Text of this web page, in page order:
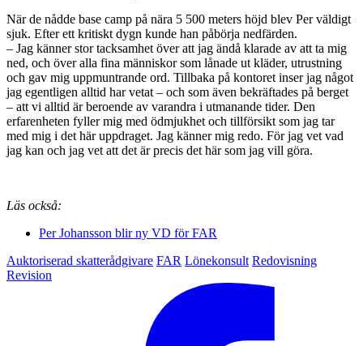
När de nådde base camp på nära 5 500 meters höjd blev Per väldigt
sjuk. Efter ett kritiskt dygn kunde han påbörja nedfärden.
– Jag känner stor tacksamhet över att jag ändå klarade av att ta mig
ned, och över alla fina människor som lånade ut kläder, utrustning
och gav mig uppmuntrande ord. Tillbaka på kontoret inser jag något
jag egentligen alltid har vetat – och som även bekräftades på berget
– att vi alltid är beroende av varandra i utmanande tider. Den
erfarenheten fyller mig med ödmjukhet och tillförsikt som jag tar
med mig i det här uppdraget. Jag känner mig redo. För jag vet vad
jag kan och jag vet att det är precis det här som jag vill göra.
Läs också:
Per Johansson blir ny VD för FAR
Auktoriserad skatterådgivare FAR Lönekonsult Redovisning
Revision